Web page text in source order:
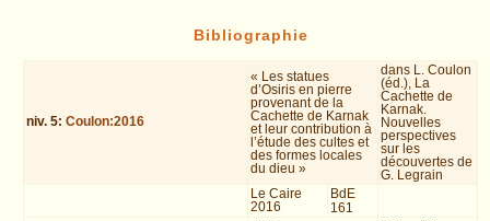
Bibliographie
niv. 5:Coulon:2016
« Les statues
d’Osiris en pierre
provenant de la
Cachette de Karnak
et leur contribution à
l’étude des cultes et
des formes locales
du dieu »
dans L. Coulon
(éd.), La
Cachette de
Karnak.
Nouvelles
perspectives
sur les
découvertes de
G. Legrain
Le Caire
2016
BdE
161